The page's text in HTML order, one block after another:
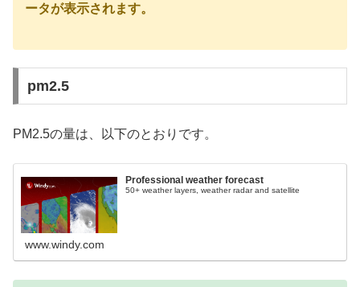
ータが表示されます。
pm2.5
PM2.5の量は、以下のとおりです。
Professional weather forecast
50+ weather layers, weather radar and satellite
www.windy.com